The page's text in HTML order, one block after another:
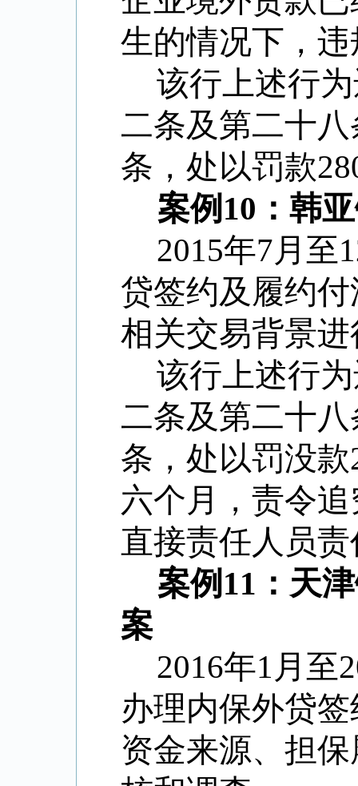
生的情况下，
该行上述行
二条及第二十
条，处以罚款
案例10：韩
2015年7月至
贷签约及履约
相关交易背景
该行上述行
二条及第二十
条，处以罚没
六个月，责令
直接责任人员
案例11：天
案
2016年1月至
办理内保外贷
资金来源、担